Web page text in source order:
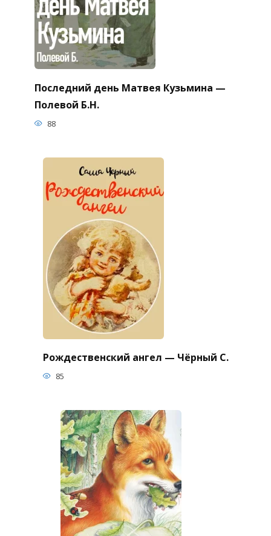
Последний день Матвея Кузьмина —
Полевой Б.Н.
88
Рождественский ангел — Чёрный С.
85